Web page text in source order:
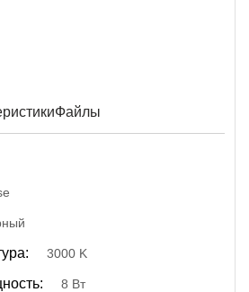
Файлы
3000 K
8 Вт